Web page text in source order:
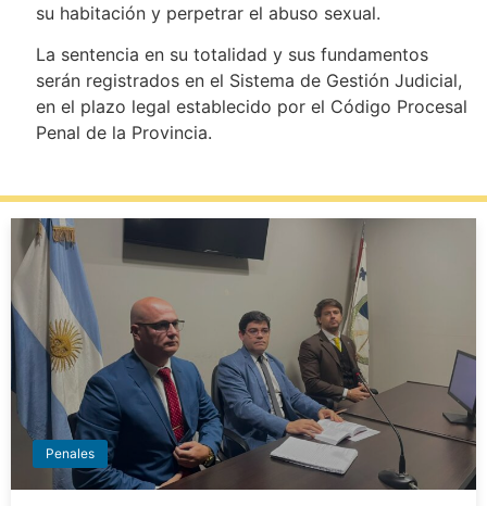
su habitación y perpetrar el abuso sexual.
La sentencia en su totalidad y sus fundamentos
serán registrados en el Sistema de Gestión Judicial,
en el plazo legal establecido por el Código Procesal
Penal de la Provincia.
Penales